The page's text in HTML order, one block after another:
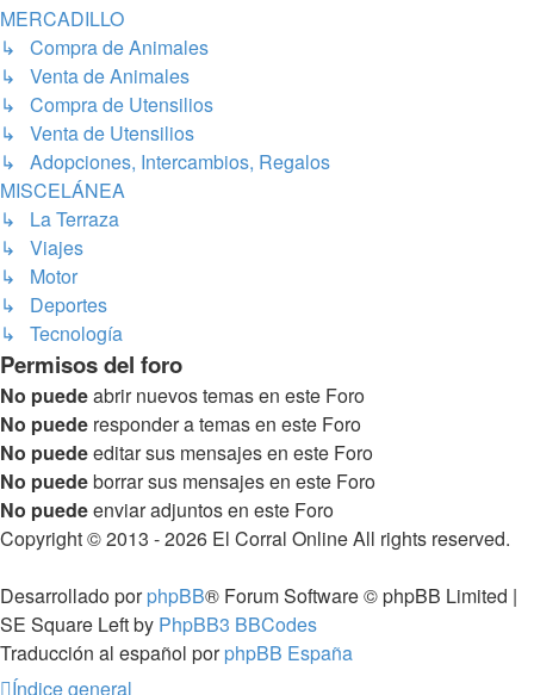
MERCADILLO
↳ Compra de Animales
↳ Venta de Animales
↳ Compra de Utensilios
↳ Venta de Utensilios
↳ Adopciones, Intercambios, Regalos
MISCELÁNEA
↳ La Terraza
↳ Viajes
↳ Motor
↳ Deportes
↳ Tecnología
Permisos del foro
No puedeabrir nuevos temas en este Foro
No puede responder a temas en este Foro
No puedeeditar sus mensajes en este Foro
No puedeborrar sus mensajes en este Foro
No puedeenviar adjuntos en este Foro
Índice general
Copyright © 2013 - 2026 El Corral Online All rights reserved.
Desarrollado porphpBB® Forum Software © phpBB Limited |
SE Square Left by PhpBB3 BBCodes
Traducción al español porphpBB España